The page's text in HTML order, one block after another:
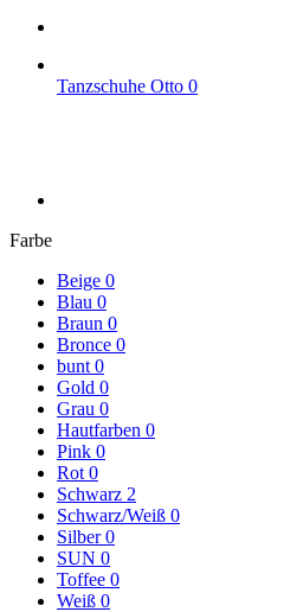
Tanzschuhe Otto 0
Farbe
Beige 0
Blau 0
Braun 0
Bronce 0
bunt 0
Gold 0
Grau 0
Hautfarben 0
Pink 0
Rot 0
Schwarz 2
Schwarz/Weiß 0
Silber 0
SUN 0
Toffee 0
Weiß 0